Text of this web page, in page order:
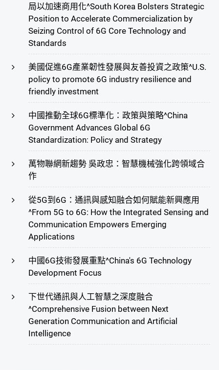
局以加速商用化^South Korea Bolsters Strategic
Position to Accelerate Commercialization by
Seizing Control of 6G Core Technology and
Standards
美國促進6G產業韌性發展與友善投資之政策^U.S.
policy to promote 6G industry resilience and
friendly investment
中國推動全球6G標準化：政策與策略^China
Government Advances Global 6G
Standardization: Policy and Strategy
萬物聯網新趨勢 吳政忠：智慧機械強化跨領域合
作
從5G到6G：通訊與感知融合如何賦能新興應用
^From 5G to 6G: How the Integrated Sensing and
Communication Empowers Emerging
Applications
中國6G技術發展重點^China's 6G Technology
Development Focus
下世代通訊與人工智慧之深度融合
^Comprehensive Fusion between Next
Generation Communication and Artificial
Intelligence